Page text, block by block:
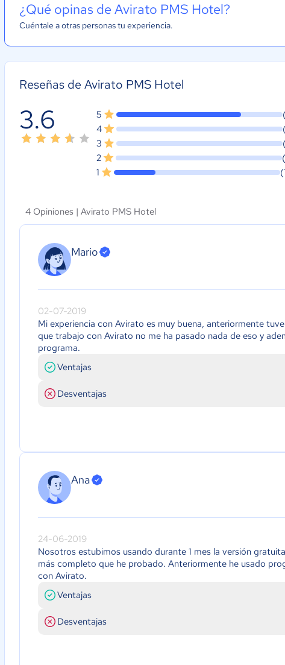
¿Qué opinas de Avirato PMS Hotel?
Cuéntale a otras personas tu experiencia.
Reseñas de Avirato PMS Hotel
3.6 5
4
3
2
1
4 Opiniones | Avirato PMS Hotel
Mario
02-07-2019
Mi experiencia con Avirato es muy buena, anteriormente
que trabajo con Avirato no me ha pasado nada de eso y
programa.
Ventajas
Desventajas
Ana
24-06-2019
Nosotros estubimos usando durante 1 mes la versión
más completo que he probado. Anteriormente he usado
con Avirato.
Ventajas
Desventajas